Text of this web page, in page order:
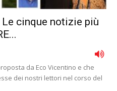
cinque notizie più
da Eco Vicentino e che
dei nostri lettori nel corso del